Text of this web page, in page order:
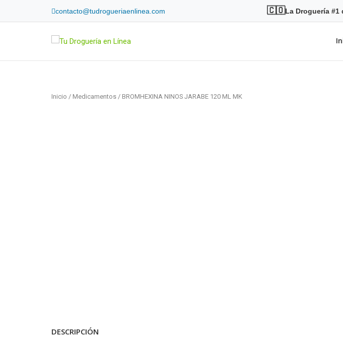
contacto@tudrogueriaenlinea.com 🇨🇴La Droguería #1
Home
Inicio / Medicamentos / BROMHEXINA NINOS JARABE 120 ML MK
DESCRIPCIÓN